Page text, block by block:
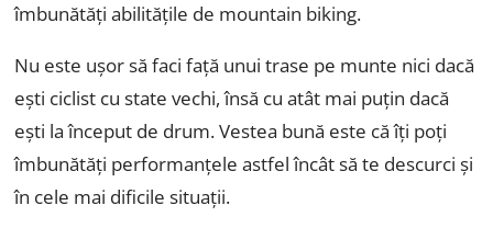
îmbunătăți abilitățile de mountain biking.
Nu este ușor să faci față unui trase pe munte nici dacă
ești ciclist cu state vechi, însă cu atât mai puțin dacă
ești la început de drum. Vestea bună este că îți poți
îmbunătăți performanțele astfel încât să te descurci și
în cele mai dificile situații.